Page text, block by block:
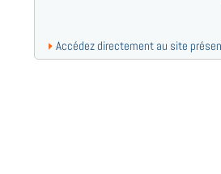
Accédez directement au site